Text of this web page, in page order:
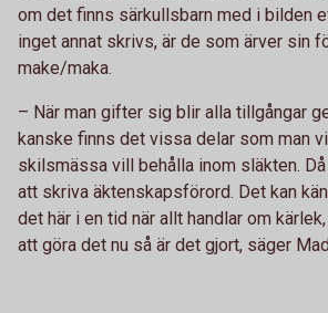
om det finns särkullsbarn med i bilden
inget annat skrivs, är de som ärver sin
make/maka.
– När man gifter sig blir alla tillgångar
kanske finns det vissa delar som man
skilsmässa vill behålla inom släkten.
att skriva äktenskapsförord. Det kan
det här i en tid när allt handlar om
att göra det nu så är det gjort, säger